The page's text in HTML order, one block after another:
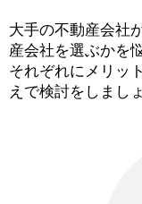
大手の不動産会社
産会社を選ぶかを
それぞれにメリッ
えで検討をしまし